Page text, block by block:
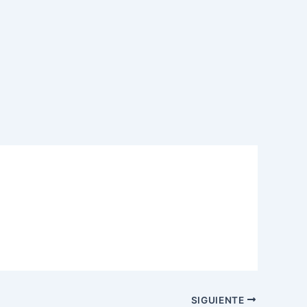
SIGUIENTE